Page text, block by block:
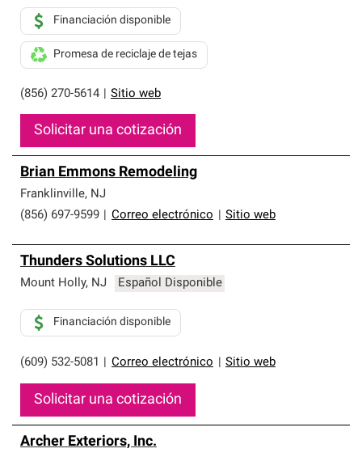
(856) 270-5614 Sitio web
Financiación disponible
Promesa de reciclaje de tejas
Solicitar una cotización
Brian Emmons Remodeling
Franklinville, NJ
(856) 697-9599
Correo electrónico Sitio web
Thunders Solutions LLC
Mount Holly, NJ Español Disponible
(609) 532-5081 Correo electrónico Sitio web
Financiación disponible
Solicitar una cotización
Archer Exteriors, Inc.